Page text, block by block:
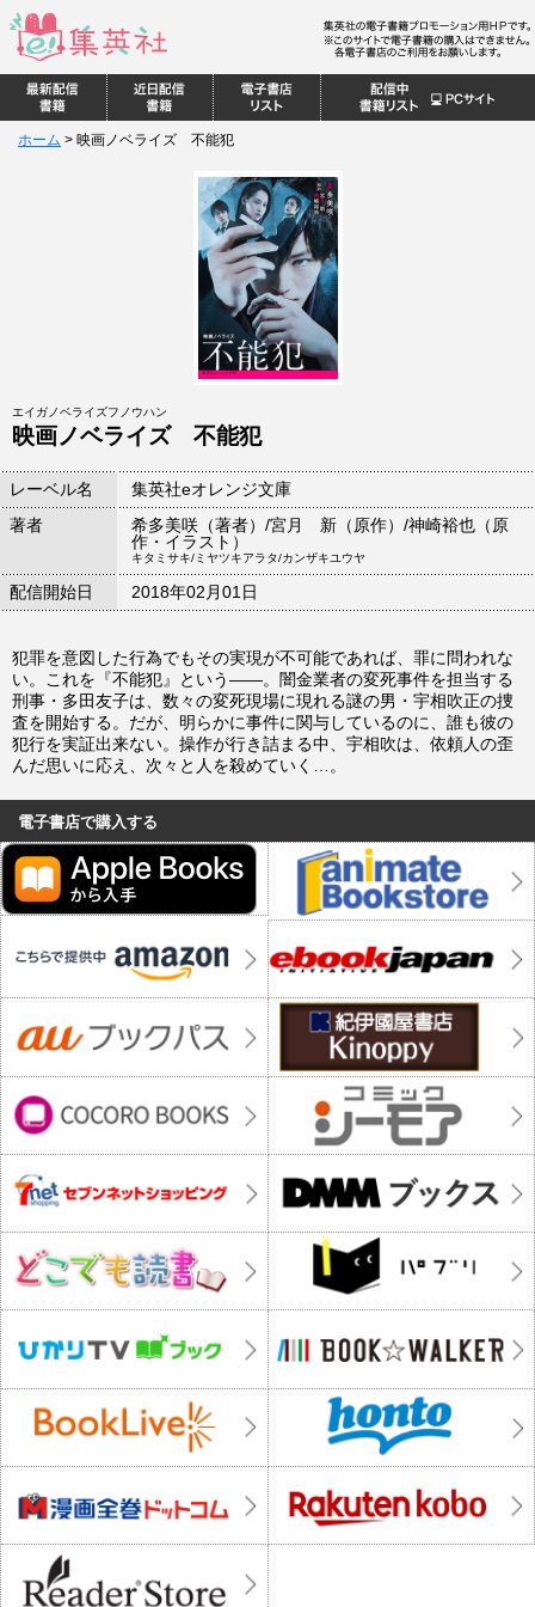
ホーム > 映画ノベライズ 不能犯
エイガノベライズフノウハン
映画ノベライズ 不能犯
レーベル名
集英社eオレンジ文庫
著者
希多美咲（著者）/宮月 新（原作）/神崎裕也（原
作・イラスト）
キタミサキ/ミヤツキアラタ/カンザキユウヤ
配信開始日 2018年02月01日
犯罪を意図した行為でもその実現が不可能であれば、罪に問われな
い。これを『不能犯』という――。闇金業者の変死事件を担当する
刑事・多田友子は、数々の変死現場に現れる謎の男・宇相吹正の捜
査を開始する。だが、明らかに事件に関与しているのに、誰も彼の
犯行を実証出来ない。操作が行き詰まる中、宇相吹は、依頼人の歪
んだ思いに応え、次々と人を殺めていく…。
電子書店で購入する